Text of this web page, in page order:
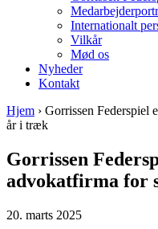
Internationalt
Vilkår
Mød os
Nyheder
Kontakt
Hjem › Gorrissen Federspiel
år i træk
Gorrissen
advokatfirma for
20. marts 2025